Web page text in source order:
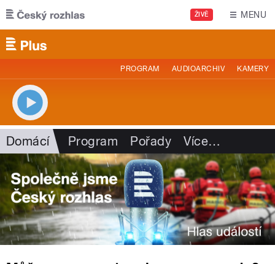
Přejít k hlavnímu obsahu
ŽIVĚ MENU
PROGRAM AUDIOARCHIV KAMERY
Domácí Program Pořady Více…